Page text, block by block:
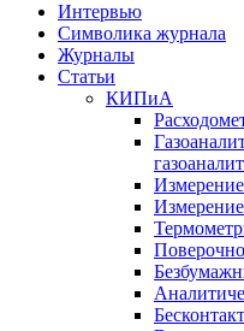
Интервью
Символика журнала
Журналы
Статьи
КИПиА